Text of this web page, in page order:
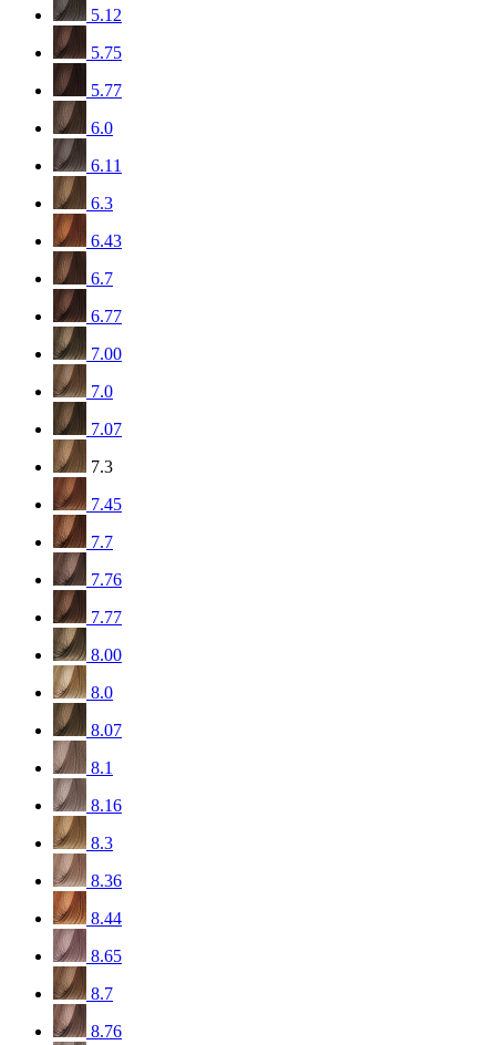
5.12
5.75
5.77
6.0
6.11
6.3
6.43
6.7
6.77
7.00
7.0
7.07
7.3
7.45
7.7
7.76
7.77
8.00
8.0
8.07
8.1
8.16
8.3
8.36
8.44
8.65
8.7
8.76